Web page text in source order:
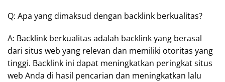
Q: Apa yang dimaksud dengan backlink berkualitas?
A: Backlink berkualitas adalah backlink yang berasal
dari situs web yang relevan dan memiliki otoritas yang
tinggi. Backlink ini dapat meningkatkan peringkat situs
web Anda di hasil pencarian dan meningkatkan lalu